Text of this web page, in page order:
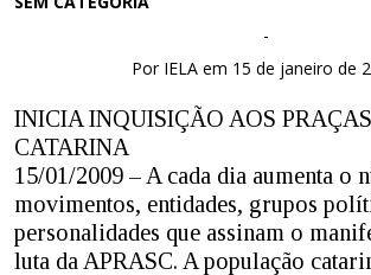
-
Por IELA em 15 de janeiro de
INICIA INQUISIÇÃO AOS
CATARINA
15/01/2009 – A cada dia aumenta o
movimentos, entidades, grupos
personalidades que assinam o
luta da APRASC. A população